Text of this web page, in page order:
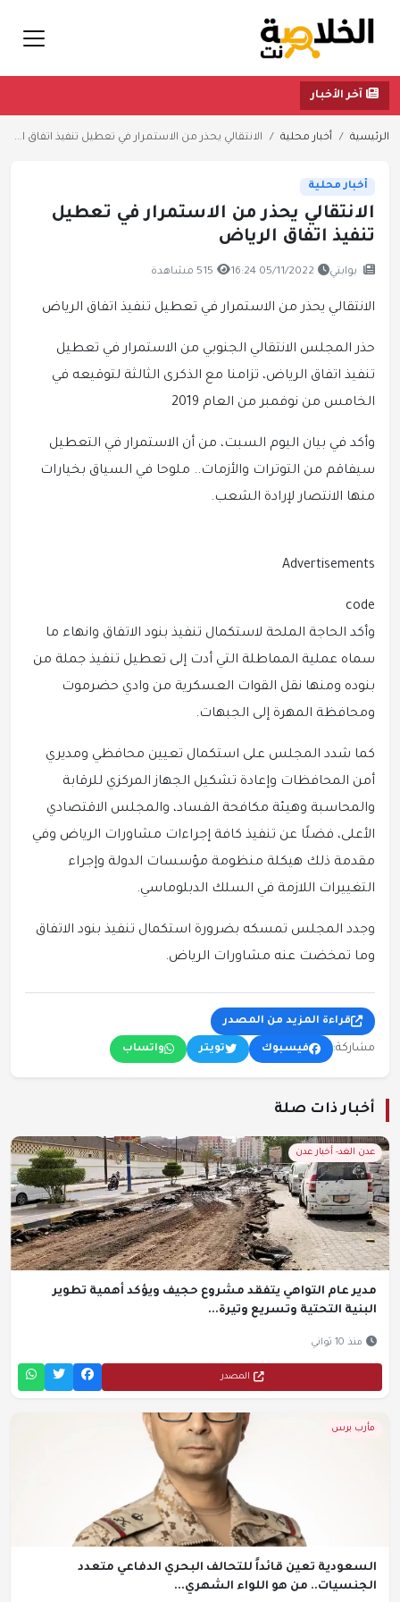
آخر الأخبار
الرئيسية أخبار محلية الانتقالي يحذر من الاستمرار في تعطيل تنفيذ اتفاق ا...
أخبار محلية
الانتقالي يحذر من الاستمرار في تعطيل
تنفيذ اتفاق الرياض
بوابتي 05/11/2022 16:24 515 مشاهدة
الانتقالي يحذر من الاستمرار في تعطيل تنفيذ اتفاق الرياض
حذر المجلس الانتقالي الجنوبي من الاستمرار في تعطيل
تنفيذ اتفاق الرياض، تزامنا مع الذكرى الثالثة لتوقيعه في
الخامس من نوفمبر من العام 2019
وأكد في بيان اليوم السبت، من أن الاستمرار في التعطيل
سيفاقم من التوترات والأزمات.. ملوحا في السياق بخيارات
منها الانتصار لإرادة الشعب.
Advertisements
code
وأكد الحاجة الملحة لاستكمال تنفيذ بنود الاتفاق وانهاء ما
سماه عملية المماطلة التي أدت إلى تعطيل تنفيذ جملة من
بنوده ومنها نقل القوات العسكرية من وادي حضرموت
ومحافظة المهرة إلى الجبهات.
كما شدد المجلس على استكمال تعيين محافظي ومديري
أمن المحافظات وإعادة تشكيل الجهاز المركزي للرقابة
والمحاسبة وهيئة مكافحة الفساد، والمجلس الاقتصادي
الأعلى، فضلًا عن تنفيذ كافة إجراءات مشاورات الرياض وفي
مقدمة ذلك هيكلة منظومة مؤسسات الدولة وإجراء
التغييرات اللازمة في السلك الدبلوماسي.
وجدد المجلس تمسكه بضرورة استكمال تنفيذ بنود الاتفاق
وما تمخضت عنه مشاورات الرياض.
قراءة المزيد من المصدر
مشاركة: فيسبوك تويتر واتساب
أخبار ذات صلة
عدن الغد- أخبار عدن
مدير عام التواهي يتفقد مشروع حجيف ويؤكد أهمية تطوير
البنية التحتية وتسريع وتيرة...
منذ 10 ثواني
المصدر
مأرب برس
السعودية تعين قائداً للتحالف البحري الدفاعي متعدد
الجنسيات.. من هو اللواء الشهري...